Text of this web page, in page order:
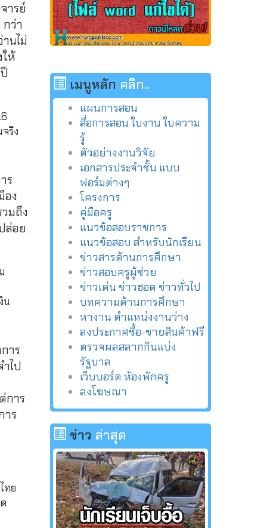
ารย์
ว่า
นไม่
ห้
ริง
ร
อง
มถึง
ล่อย
น
าร
ไป
การ
าร
ทย
เมนูหลัก คลิก..
แผนการสอน
สื่อการสอน ใบงาน ใบความ
รู้
ตัวอย่างงานวิจัย
เอกสารประจำชั้น แบบ
ฟอร์มต่างๆ
โครงการ
คู่มือครู
แนวข้อสอบราชการ
แนวข้อสอบ สำหรับนักเรียน
ข่าวสารด้านการศึกษา
ข่าวสอบครูผู้ช่วย
ข่าวเด่น ข่าวฮอต ข่าวทั่วไป
บทความด้านการศึกษา
หางาน ตำแหน่งงานว่าง
ลงประกาศซื้อ-ขายสินค้าฟรี
ตรวจผลสลากกินแบ่ง
รัฐบาล
เว็บบอร์ด ห้องพักครู
ลงโฆษณา
ข่าว ล่าสุด